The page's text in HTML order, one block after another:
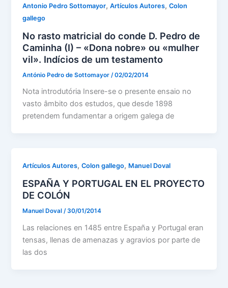
Antonio Pedro Sottomayor,Artículos Autores,Colon
gallego
No rasto matricial do conde D. Pedro de
Caminha (I) – «Dona nobre» ou «mulher
vil». Indícios de um testamento
António Pedro de Sottomayor /02/02/2014
Nota introdutória Insere-se o presente ensaio no
vasto âmbito dos estudos, que desde 1898
pretendem fundamentar a origem galega de
Artículos Autores,Colon gallego, Manuel Doval
ESPAÑA Y PORTUGAL EN EL PROYECTO
DE COLÓN
Manuel Doval/30/01/2014
Las relaciones en 1485 entre España y Portugal eran
tensas, llenas de amenazas y agravios por parte de
las dos